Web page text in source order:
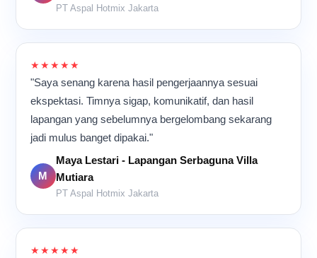
PT Aspal Hotmix Jakarta
★★★★★
"Saya senang karena hasil pengerjaannya sesuai
ekspektasi. Timnya sigap, komunikatif, dan hasil
lapangan yang sebelumnya bergelombang sekarang
jadi mulus banget dipakai."
M
Maya Lestari - Lapangan Serbaguna Villa
Mutiara
PT Aspal Hotmix Jakarta
★★★★★